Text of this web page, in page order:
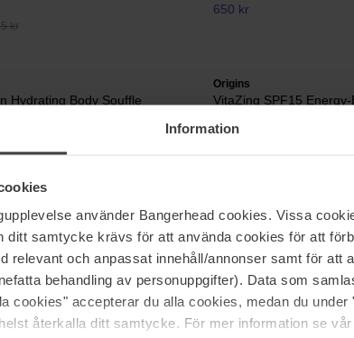
Information
använder Bangerhead cookies. Vissa
ditt samtycke krävs för att använda cookies för att
relevant och anpassat innehåll/annonser samt för att
behandling av personuppgifter). Data som
cookies" accepterar du alla cookies, medan du
återkalla ditt samtycke. För mer information se
kr
650 kr
Hydrating Body Souffle
kr
Origins
VitaZing SPF15 Energy-
50 ml
Sida 1 av 4 Nästa
Visa fler